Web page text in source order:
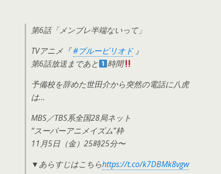
第6話「メンブレ半端ないって」
TVアニメ『#ブルーピリオド』
第6話放送まであと
時間
予備校を辞めた世田介から突然の電話に八虎
は…
MBS／TBS系全国28局ネット
“スーパーアニメイズム”枠
11月5日（金）25時25分〜
▼あらすじはこちらhttps://t.co/k7DBMk8vgw